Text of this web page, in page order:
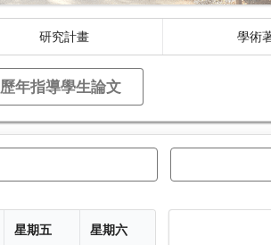
研究計畫 學術
歷年指導學生論文
星期五 星期六